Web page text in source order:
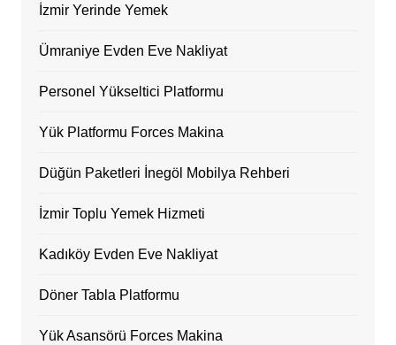
İzmir Yerinde Yemek
Ümraniye Evden Eve Nakliyat
Personel Yükseltici Platformu
Yük Platformu Forces Makina
Düğün Paketleri İnegöl Mobilya Rehberi
İzmir Toplu Yemek Hizmeti
Kadıköy Evden Eve Nakliyat
Döner Tabla Platformu
Yük Asansörü Forces Makina